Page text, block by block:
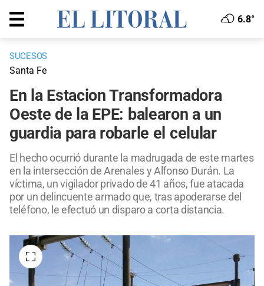
6.8°
SUCESOS
Santa Fe
En la Estacion Transformadora
Oeste de la EPE: balearon a un
guardia para robarle el celular
El hecho ocurrió durante la madrugada de este martes
en la intersección de Arenales y Alfonso Durán. La
víctima, un vigilador privado de 41 años, fue atacada
por un delincuente armado que, tras apoderarse del
teléfono, le efectuó un disparo a corta distancia.